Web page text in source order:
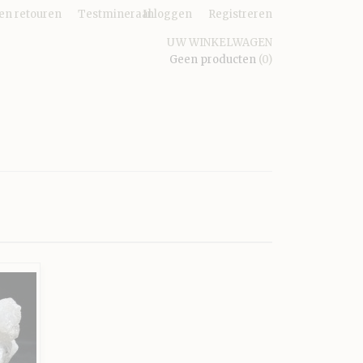
retouren TestmineraalInloggen Registreren
UW WINKELWAGEN
Geen producten (0)